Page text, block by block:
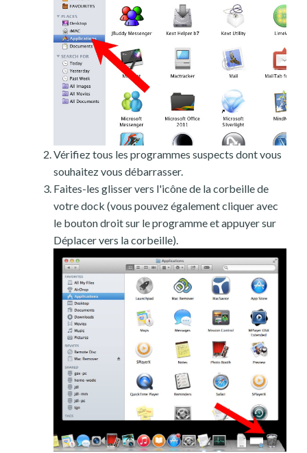
Vérifiez tous les programmes suspects dont vous
souhaitez vous débarrasser.
Faites-les glisser vers l'icône de la corbeille de
votre dock (vous pouvez également cliquer avec
le bouton droit sur le programme et appuyer sur
Déplacer vers la corbeille).